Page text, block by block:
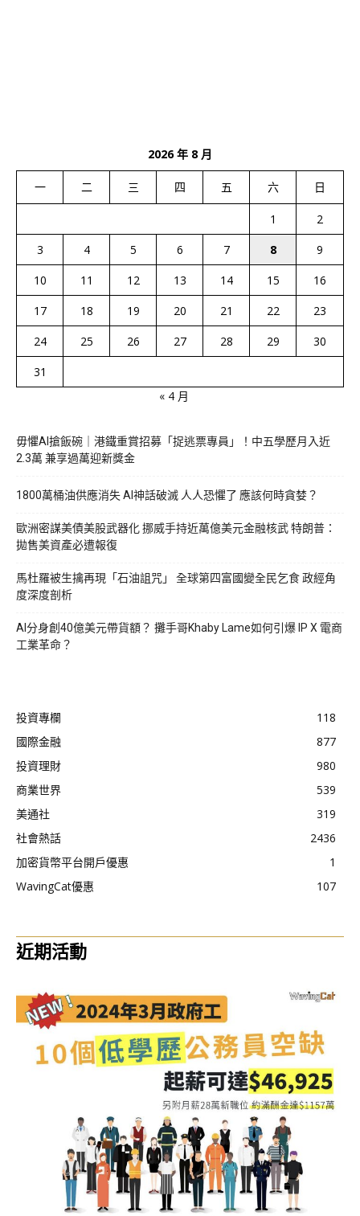
2026 年 8 月
一 二 三 四 五 六 日
1
2
3
4 5 6 7 8
9
10
11 12 13 14 15
16
17
18 19 20 21 22
23
24
25 26 27 28 29
30
31
« 4 月
毋懼AI搶飯碗｜港鐵重賞招募「捉逃票專員」！中五學歷月入近
2.3萬 兼享過萬迎新獎金
1800萬桶油供應消失 AI神話破滅 人人恐懼了 應該何時貪婪？
歐洲密謀美債美股武器化 挪威手持近萬億美元金融核武 特朗普：
拋售美資產必遭報復
馬杜羅被生擒再現「石油詛咒」 全球第四富國變全民乞食 政經角
度深度剖析
AI分身創40億美元帶貨額？ 攤手哥Khaby Lame如何引爆 IP X 電商
工業革命？
投資專欄
118
國際金融
877
投資理財
980
商業世界
539
美通社
319
社會熱話
2436
加密貨幣平台開戶優惠
1
WavingCat優惠
107
近期活動